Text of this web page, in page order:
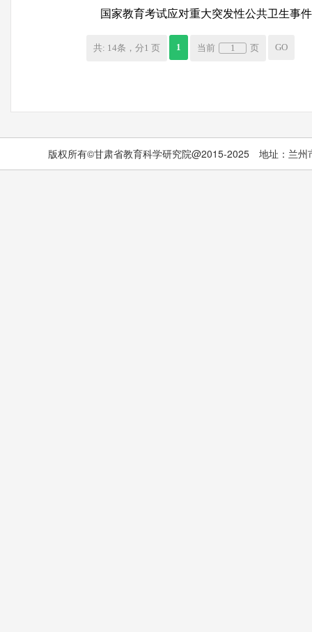
国家教育考试应对重大突发性公共卫生
共: 14条，分1 页 1 当前 页 GO
版权所有©甘肃省教育科学研究院@2015-2025 地址：兰